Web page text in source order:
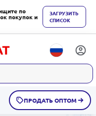
по
покупок и
ЗАГРУЗИТЬ
СПИСОК
ПРОДАТЬ ОПТОМ